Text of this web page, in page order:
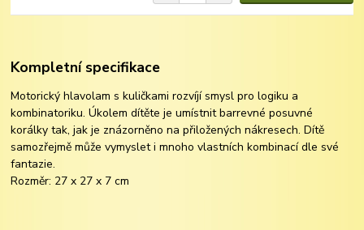
Kompletní specifikace
Motorický hlavolam s kuličkami rozvíjí smysl pro logiku a
kombinatoriku. Úkolem dítěte je umístnit barrevné posuvné
korálky tak, jak je znázorněno na přiložených nákresech. Dítě
samozřejmě může vymyslet i mnoho vlastních kombinací dle své
fantazie.
Rozměr: 27 x 27 x 7 cm